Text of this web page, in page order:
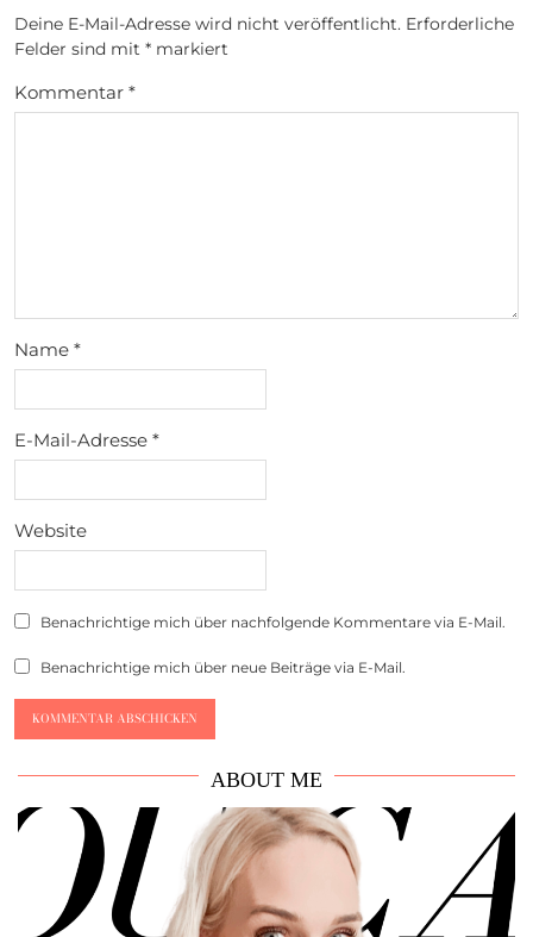
Deine E-Mail-Adresse wird nicht veröffentlicht. Erforderliche
Felder sind mit * markiert
Kommentar *
Name *
E-Mail-Adresse *
Website
Benachrichtige mich über nachfolgende Kommentare via E-Mail.
Benachrichtige mich über neue Beiträge via E-Mail.
ABOUT ME